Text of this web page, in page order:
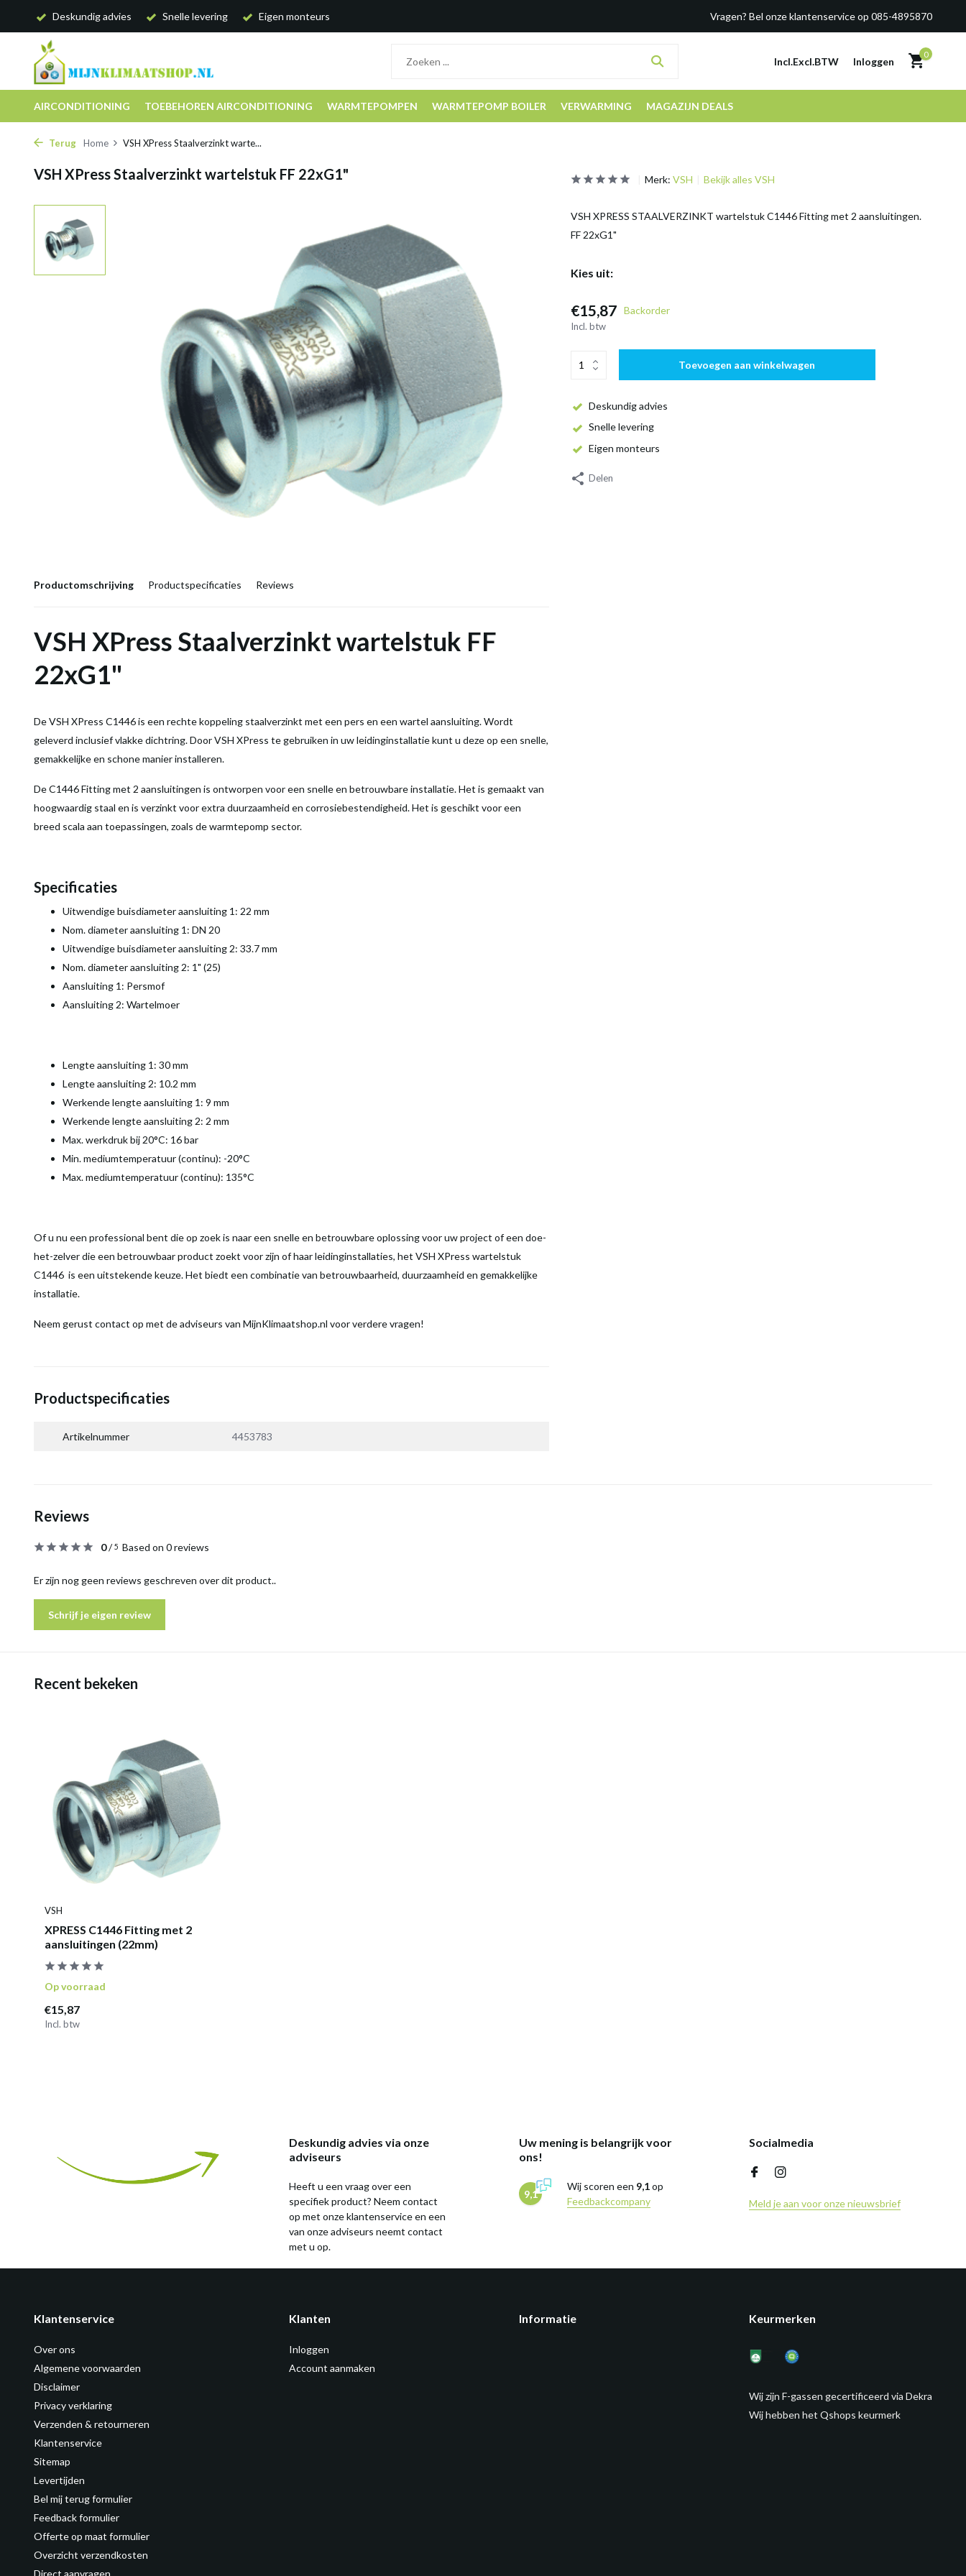
Deskundig advies Snelle levering Eigen monteurs Vragen? Bel onze klantenservice op 085-4895870
Incl.Excl.BTW Inloggen
0
AIRCONDITIONING TOEBEHOREN AIRCONDITIONING WARMTEPOMPEN WARMTEPOMP BOILER VERWARMING MAGAZIJN DEALS
Terug Home VSH XPress Staalverzinkt warte...
VSH XPress Staalverzinkt wartelstuk FF 22xG1"
Productomschrijving Productspecificaties Reviews
VSH XPress Staalverzinkt wartelstuk FF
22xG1"
De VSH XPress C1446 is een rechte koppeling staalverzinkt met een pers en een wartel aansluiting. Wordt
geleverd inclusief vlakke dichtring. Door VSH XPress te gebruiken in uw leidinginstallatie kunt u deze op een snelle,
gemakkelijke en schone manier installeren.
De C1446 Fitting met 2 aansluitingen is ontworpen voor een snelle en betrouwbare installatie. Het is gemaakt van
hoogwaardig staal en is verzinkt voor extra duurzaamheid en corrosiebestendigheid. Het is geschikt voor een
breed scala aan toepassingen, zoals de warmtepomp sector.
Specificaties
Uitwendige buisdiameter aansluiting 1 : 22 mm
Nom. diameter aansluiting 1 : DN 20
Uitwendige buisdiameter aansluiting 2: 33.7 mm
Nom. diameter aansluiting 2: 1" (25)
Aansluiting 1 : Persmof
Aansluiting 2: Wartelmoer
Lengte aansluiting 1: 30 mm
Lengte aansluiting 2: 10.2 mm
Werkende lengte aansluiting 1: 9 mm
Werkende lengte aansluiting 2: 2 mm
Max. werkdruk bij 20°C: 16 bar
Min. mediumtemperatuur (continu): -20°C
Max. mediumtemperatuur (continu): 135°C
Of u nu een professional bent die op zoek is naar een snelle en betrouwbare oplossing voor uw project of een doe-
het-zelver die een betrouwbaar product zoekt voor zijn of haar leidinginstallaties, het VSH XPress wartelstuk
C1446 is een uitstekende keuze. Het biedt een combinatie van betrouwbaarheid, duurzaamheid en gemakkelijke
installatie.
Neem gerust contact op met de adviseurs van MijnKlimaatshop.nl voor verdere vragen!
Productspecificaties
Artikelnummer 4453783
Merk: VSH Bekijk alles VSH
VSH XPRESS STAALVERZINKT wartelstuk C1446 Fitting met 2 aansluitingen.
FF 22xG1"
Kies uit:
€15,87 Backorder
Incl. btw
Toevoegen aan winkelwagen
Deskundig advies
Snelle levering
Eigen monteurs
Delen
Reviews
0/5 Based on 0 reviews
Er zijn nog geen reviews geschreven over dit product..
Schrijf je eigen review
Recent bekeken
VSH
XPRESS C1446 Fitting met 2
aansluitingen (22mm)
Op voorraad
€15,87
Incl. btw
Deskundig advies via onze
adviseurs
Heeft u een vraag over een
specifiek product? Neem contact
op met onze klantenservice en een
van onze adviseurs neemt contact
met u op.
Uw mening is belangrijk voor
ons!
9,1
Wij scoren een 9,1op
Feedbackcompany
Socialmedia
Meld je aan voor onze nieuwsbrief
Klantenservice
Over ons
Algemene voorwaarden
Disclaimer
Privacy verklaring
Verzenden & retourneren
Klantenservice
Sitemap
Levertijden
Bel mij terug formulier
Feedback formulier
Offerte op maat formulier
Overzicht verzendkosten
Direct aanvragen
Klanten
Inloggen
Account aanmaken
Informatie Keurmerken
Wij zijn F-gassen gecertificeerd via Dekra
Wij hebben het Qshops keurmerk